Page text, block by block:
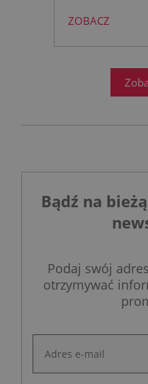
łazience?
projektowanie
ZOBACZ
Bądź na
Podaj swój
otrzymywać